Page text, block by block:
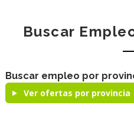
Buscar
Buscar empleo por
Ver ofertas por provincia